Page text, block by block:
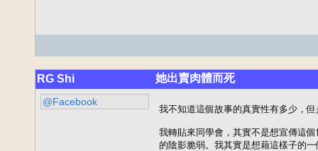
RG Shi 她出賣肉體而死
@Facebook
我不知道這個故事的真實性有多少，
我轉貼來同學會，其實不是想宣傳這
的陰影脆弱。我其實是想藉這樣子的